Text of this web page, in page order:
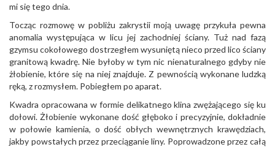
mi się tego dnia.
Tocząc rozmowę w pobliżu zakrystii moją uwagę przykuła pewna
anomalia występująca w licu jej zachodniej ściany. Tuż nad fazą
gzymsu cokołowego dostrzegłem wysuniętą nieco przed lico ściany
granitową kwadrę. Nie byłoby w tym nic nienaturalnego gdyby nie
żłobienie, które się na niej znajduje. Z pewnością wykonane ludzką
ręką, z rozmysłem. Pobiegłem po aparat.
Kwadra opracowana w formie delikatnego klina zwężającego się ku
dołowi. Żłobienie wykonane dość głęboko i precyzyjnie, dokładnie
w połowie kamienia, o dość obłych wewnętrznych krawędziach,
jakby powstałych przez przeciąganie liny. Poprowadzone przez całą